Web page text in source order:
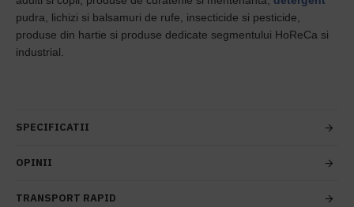
pudra, lichizi si balsamuri de rufe, insecticide si pesticide,
produse din hartie si produse dedicate segmentului HoReCa si
industrial.
SPECIFICATII
OPINII
TRANSPORT RAPID